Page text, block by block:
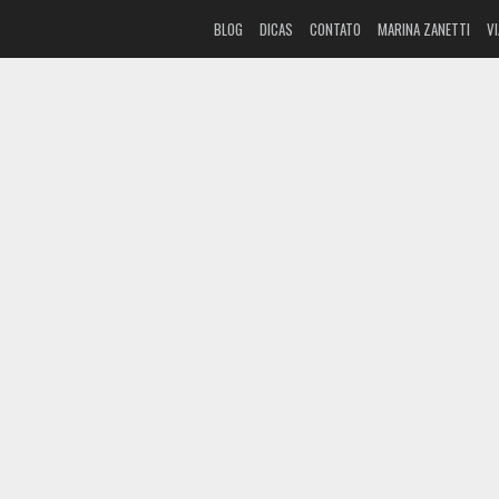
BLOG DICAS CONTATO MARINA ZANETTI